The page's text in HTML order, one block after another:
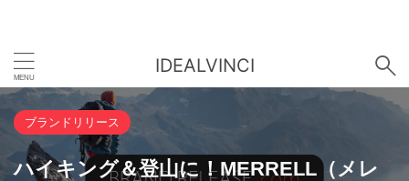
IDEALVINCI
ブランドリリース
ハイキング＆登山に！MERRELL（メレ